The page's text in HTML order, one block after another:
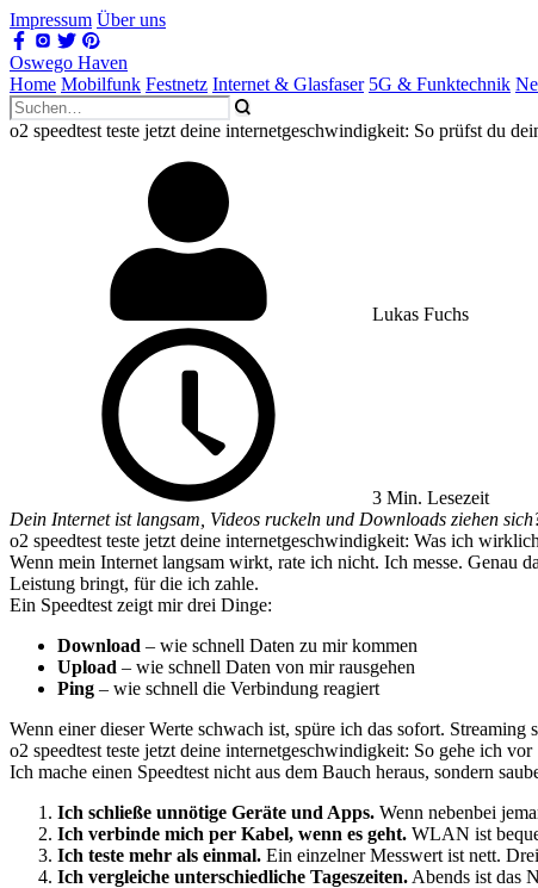
Impressum Über uns
Oswego Haven
Home Mobilfunk Festnetz Internet & Glasfaser 5G & Funktechnik
o2 speedtest teste jetzt deine internetgeschwindigkeit: So prüfst du
Lukas Fuchs
3 Min. Lesezeit
Dein Internet ist langsam, Videos ruckeln und Downloads ziehen
o2 speedtest teste jetzt deine internetgeschwindigkeit: Was ich
Wenn mein Internet langsam wirkt, rate ich nicht. Ich messe. Genau
Leistung bringt, für die ich zahle.
Ein Speedtest zeigt mir drei Dinge:
Download – wie schnell Daten zu mir kommen
Upload – wie schnell Daten von mir rausgehen
Ping – wie schnell die Verbindung reagiert
Wenn einer dieser Werte schwach ist, spüre ich das sofort.
o2 speedtest teste jetzt deine internetgeschwindigkeit: So gehe ich vor
Ich mache einen Speedtest nicht aus dem Bauch heraus, sondern
Ich schließe unnötige Geräte und Apps. Wenn nebenbei
Ich verbinde mich per Kabel, wenn es geht. WLAN ist
Ich teste mehr als einmal. Ein einzelner Messwert ist nett.
Ich vergleiche unterschiedliche Tageszeiten. Abends ist das